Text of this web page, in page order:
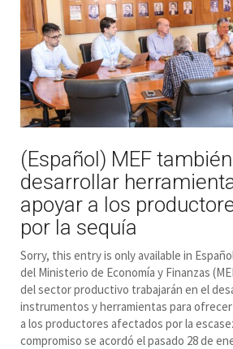
(Español) MEF
desarrollar
apoyar a los
por la sequía
Sorry, this entry is only available in
del Ministerio de Economía y Finanzas
del sector productivo trabajarán en el
instrumentos y herramientas para
a los productores afectados por la
compromiso se acordó el pasado 28 de